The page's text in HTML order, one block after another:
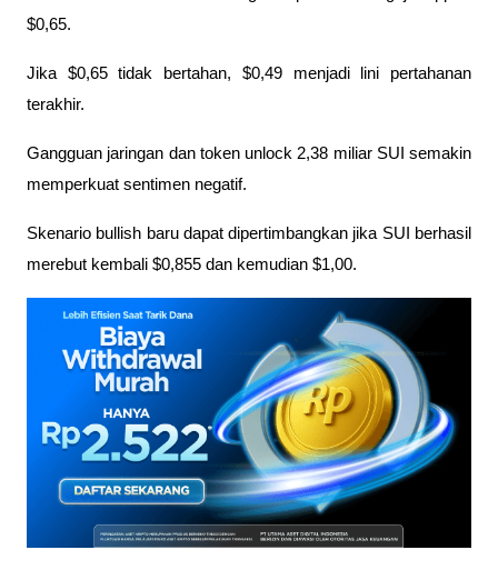
$0,65.
Jika $0,65 tidak bertahan, $0,49 menjadi lini pertahanan
terakhir.
Gangguan jaringan dan token unlock 2,38 miliar SUI semakin
memperkuat sentimen negatif.
Skenario bullish baru dapat dipertimbangkan jika SUI berhasil
merebut kembali $0,855 dan kemudian $1,00.